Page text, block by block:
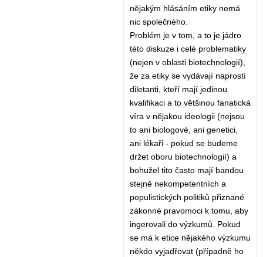
nějakým hlásáním etiky nemá
nic společného.
Problém je v tom, a to je jádro
této diskuze i celé problematiky
(nejen v oblasti biotechnologií),
že za etiky se vydávají naprostí
diletanti, kteří mají jedinou
kvalifikaci a to většinou fanatická
víra v nějakou ideologii (nejsou
to ani biologové, ani genetici,
ani lékaři - pokud se budeme
držet oboru biotechnologií) a
bohužel tito často mají bandou
stejně nekompetentních a
populistických politiků přiznané
zákonné pravomoci k tomu, aby
ingerovali do výzkumů. Pokud
se má k etice nějakého výzkumu
někdo vyjadřovat (případně ho